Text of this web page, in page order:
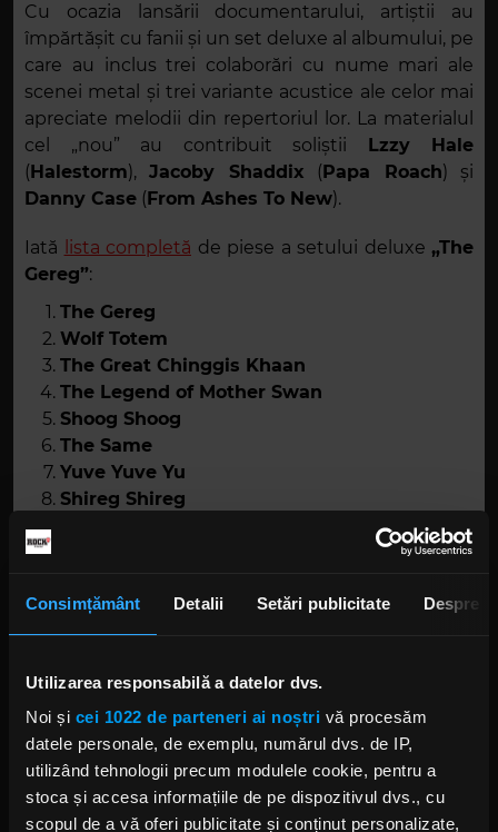
Consimțământ Detalii Setări publicitate Despre
Utilizarea responsabilă a datelor dvs.
Noi și cei 1022 de parteneri ai noștri vă procesăm
datele personale, de exemplu, numărul dvs. de IP,
utilizând tehnologii precum modulele cookie, pentru a
stoca și accesa informațiile de pe dispozitivul dvs., cu
scopul de a vă oferi publicitate și conținut personalizate,
Cu ocazia lansării documentarului, artiștii au
împărtășit cu fanii și un set deluxe al albumului, pe
care au inclus trei colaborări cu nume mari ale
scenei metal și trei variante acustice ale celor mai
apreciate melodii din repertoriul lor. La materialul
cel „nou” au contribuit soliștii
Lzzy Hale
( Halestorm),Jacoby Shaddix ( Papa Roach) și
Danny Case ( From Ashes To New).
Iată lista completă de piese a setului deluxe „The
Gereg”:
The Gereg
Wolf Totem
The Great Chinggis Khaan
The Legend of Mother Swan
Shoog Shoog
The Same
Yuve Yuve Yu
Shireg Shireg
Song of Women(feat.Lzzy Hale)
Shireg Shireg
Shoog Shoog(acustic)